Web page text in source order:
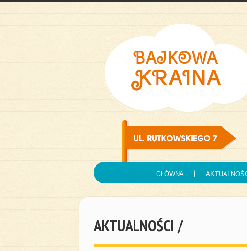
GŁÓWNA
AKTUALNOŚCI /